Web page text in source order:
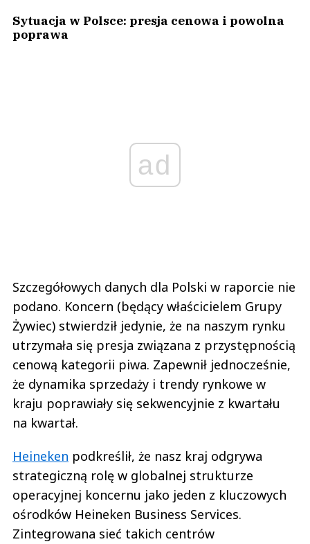
Sytuacja w Polsce: presja cenowa i powolna
poprawa
ad
Szczegółowych danych dla Polski w raporcie nie
podano. Koncern (będący właścicielem Grupy
Żywiec) stwierdził jedynie, że na naszym rynku
utrzymała się presja związana z przystępnością
cenową kategorii piwa. Zapewnił jednocześnie,
że dynamika sprzedaży i trendy rynkowe w
kraju poprawiały się sekwencyjnie z kwartału
na kwartał.
Heineken podkreślił, że nasz kraj odgrywa
strategiczną rolę w globalnej strukturze
operacyjnej koncernu jako jeden z kluczowych
ośrodków Heineken Business Services.
Zintegrowana sieć takich centrów